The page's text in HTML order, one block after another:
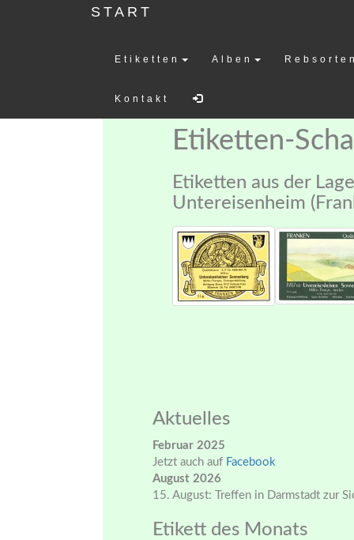
START
Etiketten Alben
Kontakt
Etiketten-
Etiketten aus der
Untereisenheim
Aktuelles
Februar 2025
Jetzt auch auf Facebook
August 2026
15. August: Treffen in Darmstadt zur
Etikett des Monats